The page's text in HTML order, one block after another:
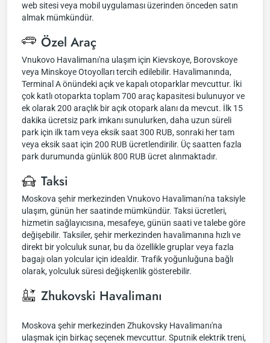
web sitesi veya mobil uygulaması üzerinden önceden satın
almak mümkündür.
Özel Araç
Vnukovo Havalimanı'na ulaşım için Kievskoye, Borovskoye
veya Minskoye Otoyolları tercih edilebilir. Havalimanında,
Terminal A önündeki açık ve kapalı otoparklar mevcuttur. İki
çok katlı otoparkta toplam 700 araç kapasitesi bulunuyor ve
ek olarak 200 araçlık bir açık otopark alanı da mevcut. İlk 15
dakika ücretsiz park imkanı sunulurken, daha uzun süreli
park için ilk tam veya eksik saat 300 RUB, sonraki her tam
veya eksik saat için 200 RUB ücretlendirilir. Üç saatten fazla
park durumunda günlük 800 RUB ücret alınmaktadır.
Taksi
Moskova şehir merkezinden Vnukovo Havalimanı'na taksiyle
ulaşım, günün her saatinde mümkündür. Taksi ücretleri,
hizmetin sağlayıcısına, mesafeye, günün saati ve talebe göre
değişebilir. Taksiler, şehir merkezinden havalimanına hızlı ve
direkt bir yolculuk sunar, bu da özellikle gruplar veya fazla
bagajı olan yolcular için idealdir. Trafik yoğunluğuna bağlı
olarak, yolculuk süresi değişkenlik gösterebilir.
Zhukovski Havalimanı
Moskova şehir merkezinden Zhukovsky Havalimanı'na
ulaşmak için birkaç seçenek mevcuttur. Sputnik elektrik treni,